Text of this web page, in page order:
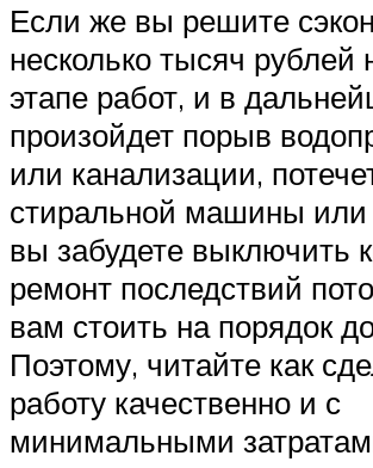
Если же вы решите
несколько тысяч рублей
этапе работ, и в
произойдет порыв
или канализации,
стиральной машины или
вы забудете выключить
ремонт последствий
вам стоить на порядок
Поэтому, читайте как
работу качественно и с
минимальными